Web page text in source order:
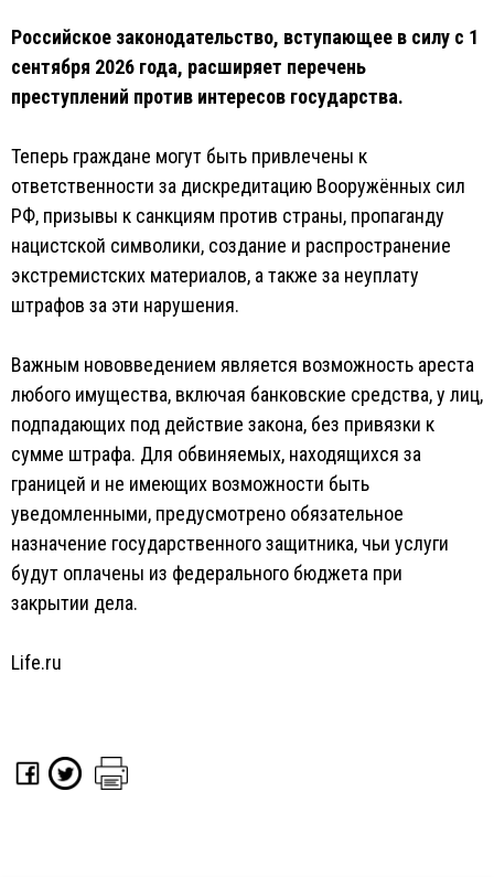
Российское законодательство, вступающее в силу с 1
сентября 2026 года, расширяет перечень
преступлений против интересов государства.
Теперь граждане могут быть привлечены к
ответственности за дискредитацию Вооружённых сил
РФ, призывы к санкциям против страны, пропаганду
нацистской символики, создание и распространение
экстремистских материалов, а также за неуплату
штрафов за эти нарушения.
Важным нововведением является возможность ареста
любого имущества, включая банковские средства, у лиц,
подпадающих под действие закона, без привязки к
сумме штрафа. Для обвиняемых, находящихся за
границей и не имеющих возможности быть
уведомленными, предусмотрено обязательное
назначение государственного защитника, чьи услуги
будут оплачены из федерального бюджета при
закрытии дела.
Life.ru